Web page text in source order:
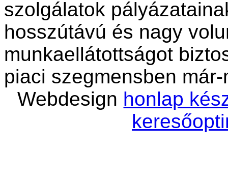
szolgálatok
hosszútávú és nagy
munkaellátottságot
piaci szegmensben
Webdesign honlap